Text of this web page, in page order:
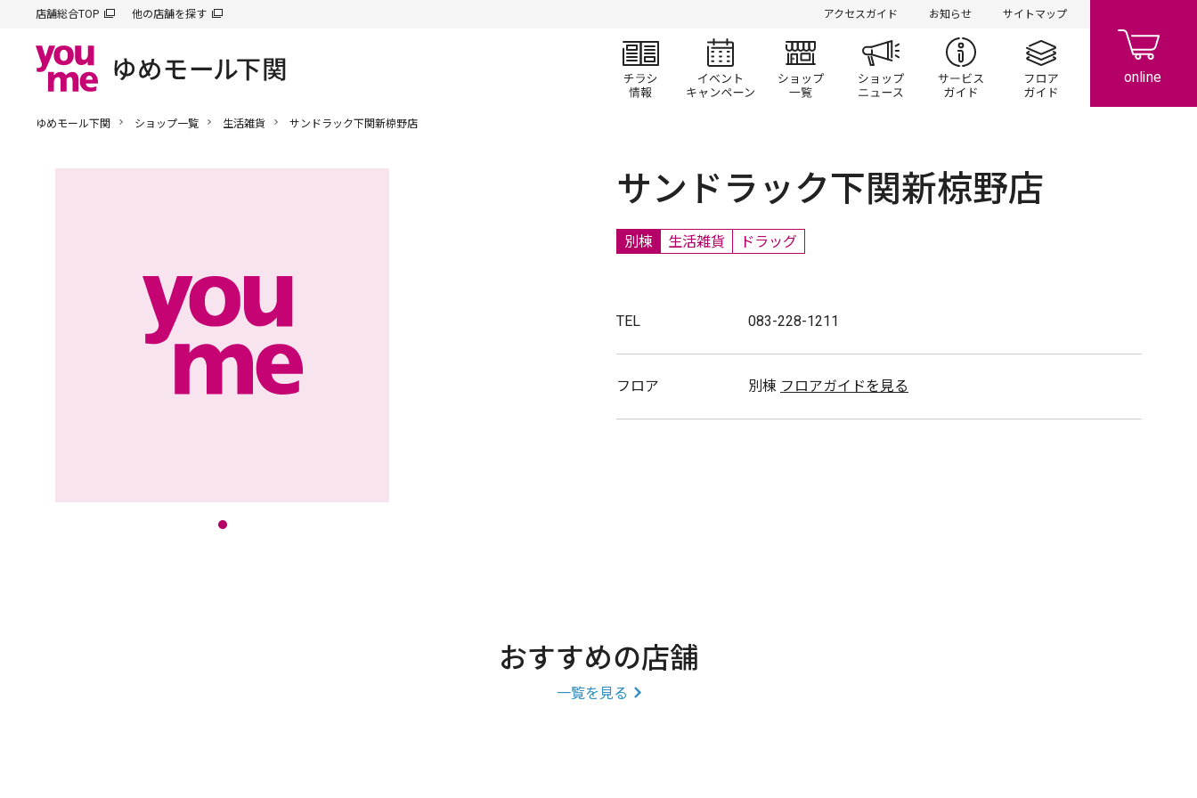
店舗総合TOP 他の店舗を探す アクセスガイド お知らせ サイトマップ
チラシ情報 イベント/キャンペーン
ショップ一覧 ショップニュースサービスガイドフロアガイド
ゆめモール下関 ショップ一覧 生活雑貨 サンドラック下関新椋野店
サンドラック下関新椋野店
別棟 生活雑貨 ドラッグ
TEL 083-228-1211
フロア 別棟 フロアガイドを見る
おすすめの店舗
一覧を見る